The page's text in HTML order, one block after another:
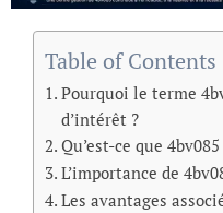
Table of Contents
Pourquoi le terme
d’intérêt ?
Qu’est-ce que 4bv085
L’importance de
Les avantages